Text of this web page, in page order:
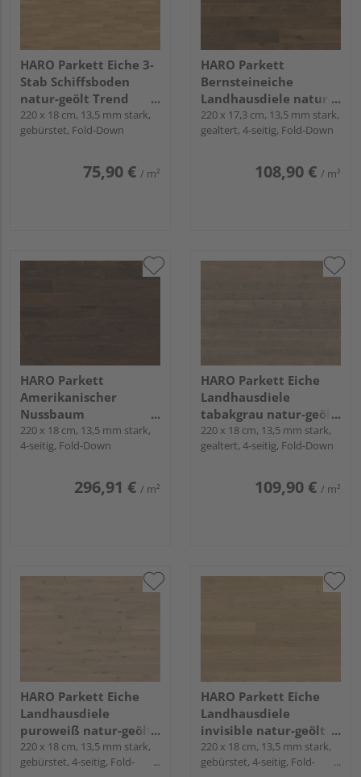
HARO Parkett Eiche 3-
Stab Schiffsboden
natur-geölt Trend
naturaLin plus - Serie
4000
220 x 18 cm, 13,5 mm stark,
gebürstet, Fold-Down
75,90 € / m²
HARO Parkett
Bernsteineiche
Landhausdiele natur-
geölt Sauvage
naturaLin plus - Serie
220 x 17,3 cm, 13,5 mm stark,
gealtert, 4-seitig, Fold-Down
108,90 € / m²
HARO Parkett
Amerikanischer
Nussbaum
Landhausdiele natur-
geölt Markant
220 x 18 cm, 13,5 mm stark,
4-seitig, Fold-Down
296,91 € / m²
HARO Parkett Eiche
Landhausdiele
tabakgrau natur-geölt
Sauvage naturaLin
plus - Serie 4000
220 x 18 cm, 13,5 mm stark,
gealtert, 4-seitig, Fold-Down
109,90 € / m²
HARO Parkett Eiche
Landhausdiele
puroweiß natur-geölt
Sauvage naturaLin
plus - Serie 4000
220 x 18 cm, 13,5 mm stark,
gebürstet, 4-seitig, Fold-
HARO Parkett Eiche
Landhausdiele
invisible natur-geölt
Markant naturaLin
plus - Serie 4000
220 x 18 cm, 13,5 mm stark,
gebürstet, 4-seitig, Fold-